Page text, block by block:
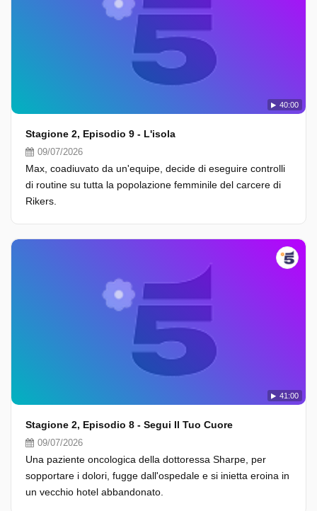
40:00
Stagione 2, Episodio 9 - L'isola
09/07/2026
Max, coadiuvato da un'equipe, decide di eseguire controlli
di routine su tutta la popolazione femminile del carcere di
Rikers.
41:00
Stagione 2, Episodio 8 - Segui Il Tuo Cuore
09/07/2026
Una paziente oncologica della dottoressa Sharpe, per
sopportare i dolori, fugge dall'ospedale e si inietta eroina in
un vecchio hotel abbandonato.